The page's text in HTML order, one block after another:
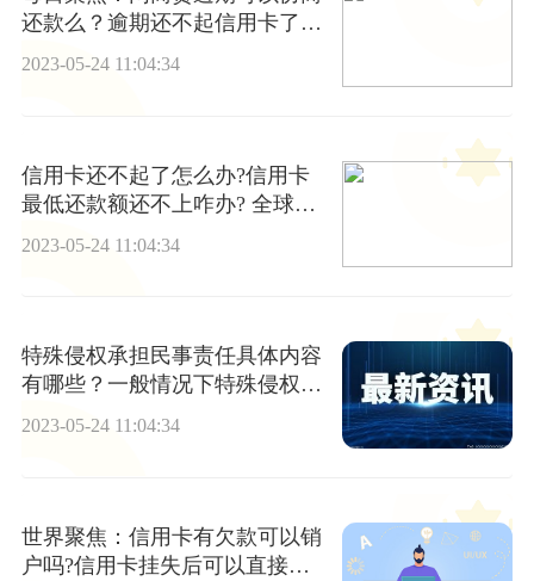
还款么？逾期还不起信用卡了怎
么办？
2023-05-24 11:04:34
信用卡还不起了怎么办?信用卡
最低还款额还不上咋办? 全球焦
2023-05-24 11:04:34
特殊侵权承担民事责任具体内容
有哪些？一般情况下特殊侵权怎
么承担民事责任？赔偿的计算方
2023-05-24 11:04:34
世界聚焦：信用卡有欠款可以销
户吗?信用卡挂失后可以直接注